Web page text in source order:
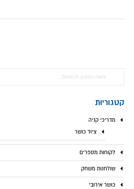
קטגוריות
מדריכי קניה
ציוד כושר
לקוחות מספרים
שולחנות משחק
כושר אירובי